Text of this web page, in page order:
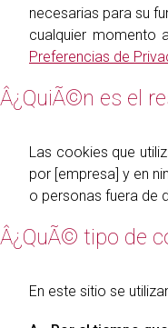
necesarias para su
cualquier
Preferencias de
Â¿QuiÃ©n es el
Las cookies que
por [empresa] y en
o personas fuera de
Â¿QuÃ© tipo de
En este sitio se